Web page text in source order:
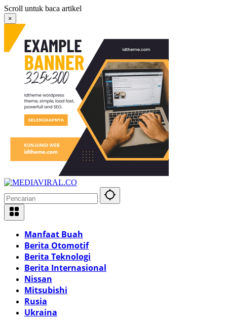
Langsung
ke
konten
Scroll untuk baca artikel
×
Manfaat Buah
Berita Otomotif
Berita Teknologi
Berita Internasional
Nissan
Mitsubishi
Rusia
Ukraina